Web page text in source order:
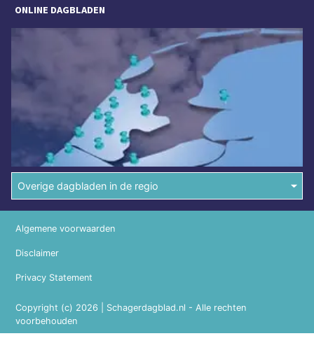
ONLINE DAGBLADEN
Overige dagbladen in de regio
Copyright (c) 2026 | Schagerdagblad.nl - Alle rechten
voorbehouden
Algemene voorwaarden
Disclaimer
Privacy Statement